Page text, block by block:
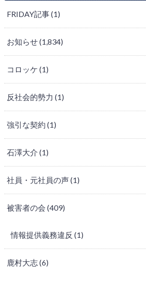
FRIDAY記事(1)
お知らせ(1,834)
コロッケ (1)
反社会的勢力 (1)
強引な契約 (1)
石澤大介 (1)
社員・元社員の声(1)
被害者の会 (409)
情報提供義務違反 (1)
鹿村大志(6)